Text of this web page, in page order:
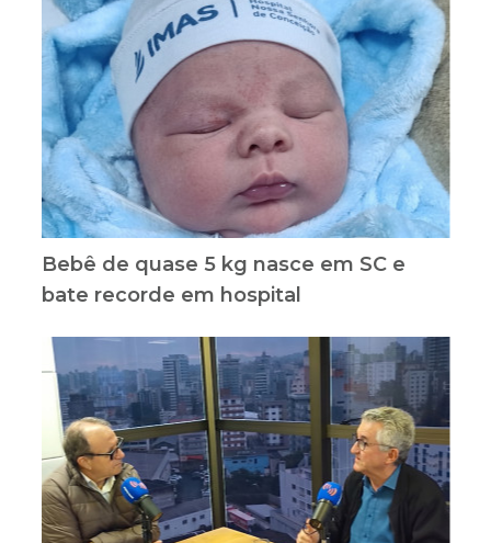
Bebê de quase 5 kg nasce em SC e
bate recorde em hospital